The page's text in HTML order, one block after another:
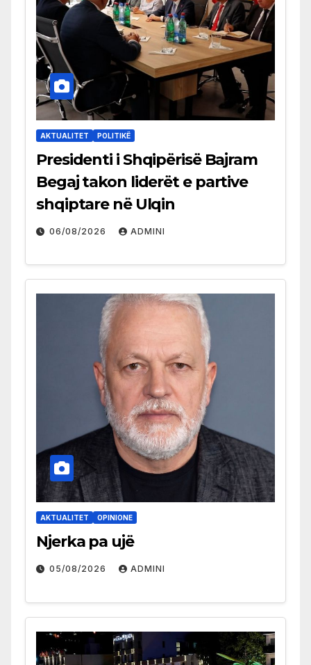
AKTUALITET POLITIKË
Presidenti i Shqipërisë Bajram
Begaj takon liderët e partive
shqiptare në Ulqin
06/08/2026 ADMINI
AKTUALITET OPINIONE
Njerka pa ujë
05/08/2026 ADMINI